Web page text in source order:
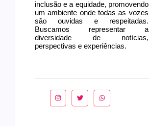
inclusão e a equidade, promovendo
um ambiente onde todas as vozes
são ouvidas e respeitadas.
Buscamos representar a
diversidade de notícias,
perspectivas e experiências.